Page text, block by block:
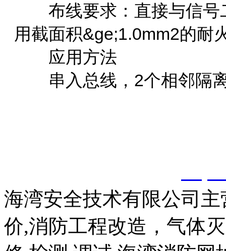
布线要求：直接与信号
用截面积&ge;1.0mm2的耐
应用方法
串入总线，2个相邻隔离
海湾安全技术有限公司
价,消防工程改造，气体